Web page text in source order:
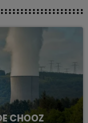
CHOOZ